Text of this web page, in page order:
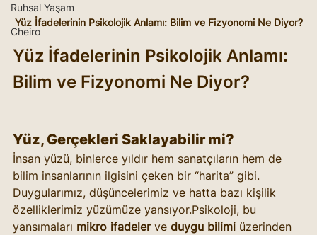
Ruhsal Yaşam
Cheiro
Yüz İfadelerinin Psikolojik Anlamı: Bilim ve Fizyonomi Ne Diyor?
Yüz İfadelerinin Psikolojik Anlamı:
Bilim ve Fizyonomi Ne Diyor?
Yüz, Gerçekleri Saklayabilir mi?
İnsan yüzü, binlerce yıldır hem sanatçıların hem de
bilim insanlarının ilgisini çeken bir “harita” gibi.
Duygularımız, düşüncelerimiz ve hatta bazı kişilik
özelliklerimiz yüzümüze yansıyor.Psikoloji, bu
yansımaları mikro ifadeler ve duygu bilimi üzerinden